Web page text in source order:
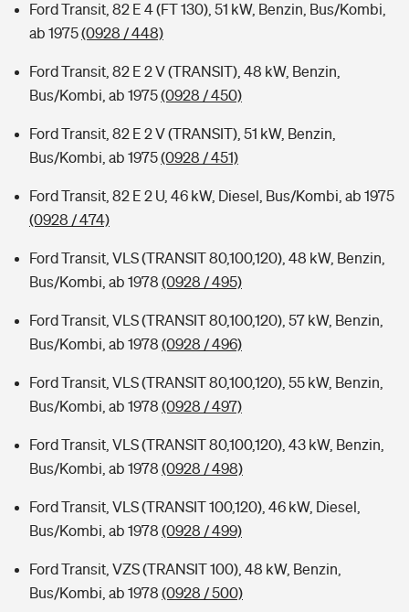
Ford Transit, 82 E 4 (FT 130), 51 kW, Benzin, Bus/Kombi,
ab 1975(0928 / 448)
Ford Transit, 82 E 2 V (TRANSIT), 48 kW, Benzin,
Bus/Kombi, ab 1975(0928 / 450)
Ford Transit, 82 E 2 V (TRANSIT), 51 kW, Benzin,
Bus/Kombi, ab 1975(0928 / 451)
Ford Transit, 82 E 2 U, 46 kW, Diesel, Bus/Kombi, ab 1975
(0928 / 474)
Ford Transit, VLS (TRANSIT 80,100,120), 48 kW, Benzin,
Bus/Kombi, ab 1978 (0928 / 495)
Ford Transit, VLS (TRANSIT 80,100,120), 57 kW, Benzin,
Bus/Kombi, ab 1978 (0928 / 496)
Ford Transit, VLS (TRANSIT 80,100,120), 55 kW, Benzin,
Bus/Kombi, ab 1978 (0928 / 497)
Ford Transit, VLS (TRANSIT 80,100,120), 43 kW, Benzin,
Bus/Kombi, ab 1978 (0928 / 498)
Ford Transit, VLS (TRANSIT 100,120), 46 kW, Diesel,
Bus/Kombi, ab 1978 (0928 / 499)
Ford Transit, VZS (TRANSIT 100), 48 kW, Benzin,
Bus/Kombi, ab 1978 (0928 / 500)